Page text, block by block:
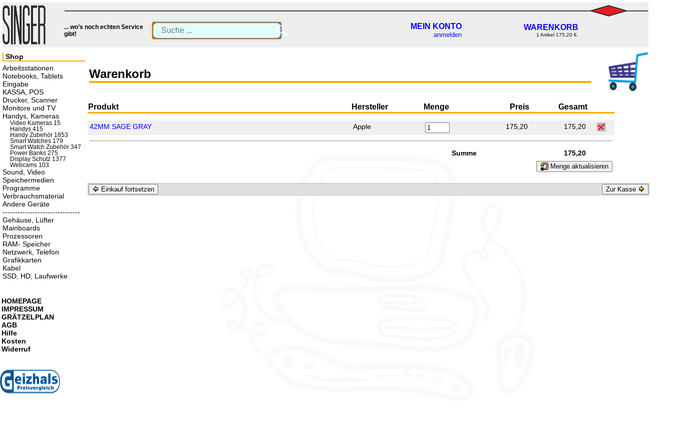
... wo’s noch echten Service
gibt!
🔍 MEIN KONTO
anmelden
WARENKORB
1 Artikel 175,20 €.
Warenkorb
Produkt Hersteller Menge Preis Gesamt
42MM SAGE GRAY Apple 175,20 175,20
Summe 175,20
Menge aktualisieren
Einkauf fortsetzen Zur Kasse
Shop
Arbeitsstationen
Notebooks, Tablets
Eingabe
KASSA, POS
Drucker, Scanner
Monitore und TV
Handys, Kameras
Video Kameras 15
Handys 415
Handy Zubehör 1853
Smart Watches 179
Smart Watch Zubehör 347
Power Banks 275
Display Schutz 1377
Webcams 103
Sound, Video
Speichermedien
Programme
Verbrauchsmaterial
Andere Geräte
-------------------------------
Gehäuse, Lüfter
Mainboards
Prozessoren
RAM- Speicher
Netzwerk, Telefon
Grafikkarten
Kabel
SSD, HD, Laufwerke
HOMEPAGE
IMPRESSUM
GRÄTZELPLAN
AGB
Hilfe
Kosten
Widerruf